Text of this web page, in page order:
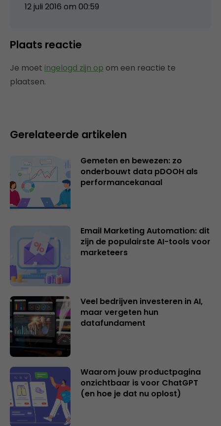
12 juli 2016 om 00:59
Plaats reactie
Je moet ingelogd zijn op om een reactie te
plaatsen.
Gerelateerde artikelen
Gemeten en bewezen: zo
onderbouwt data pDOOH als
performancekanaal
Email Marketing Automation: dit
zijn de populairste AI-tools voor
marketeers
Veel bedrijven investeren in AI,
maar vergeten hun
datafundament
Waarom jouw productpagina
onzichtbaar is voor ChatGPT
(en hoe je dat nu oplost)